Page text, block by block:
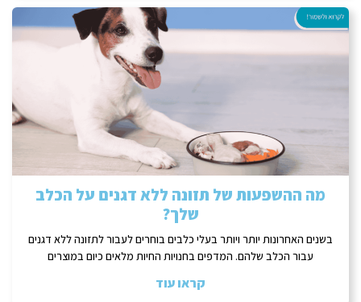
מה ההשפעות של תזונה ללא דגנים על הכלב
שלך?
בשנים האחרונות יותר ויותר בעלי כלבים בוחרים לעבור לתזונה ללא דגנים
עבור הכלב שלהם. המדפים בחנויות החיות מלאים כיום במוצרים
קראו עוד